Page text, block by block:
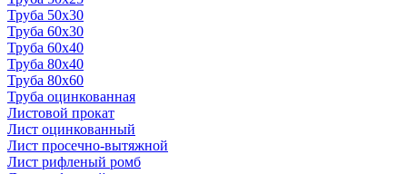
Труба 50x30
Труба 60x30
Труба 60x40
Труба 80x40
Труба 80x60
Труба оцинкованная
Листовой прокат
Лист оцинкованный
Лист просечно-вытяжной
Лист рифленый ромб